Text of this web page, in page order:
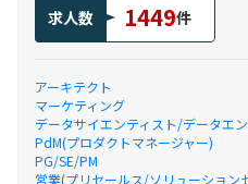
求人数 1449件
アーキテクト
マーケティング
データサイエンティスト/データエ
PdM(プロダクトマネージャー)
PG/SE/PM
営業(プリセールス/ソリューション